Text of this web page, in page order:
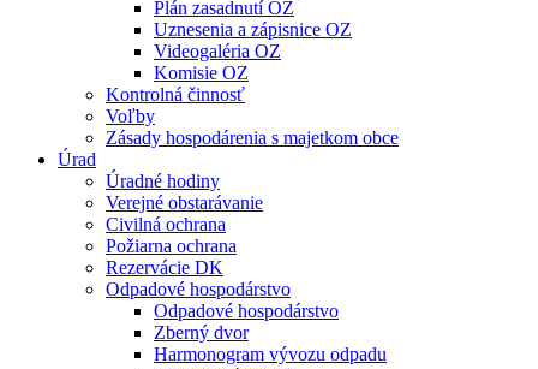
Plán zasadnutí OZ
Uznesenia a zápisnice OZ
Videogaléria OZ
Komisie OZ
Kontrolná činnosť
Voľby
Zásady hospodárenia s majetkom obce
Úrad
Úradné hodiny
Verejné obstarávanie
Civilná ochrana
Požiarna ochrana
Rezervácie DK
Odpadové hospodárstvo
Odpadové hospodárstvo
Zberný dvor
Harmonogram vývozu odpadu